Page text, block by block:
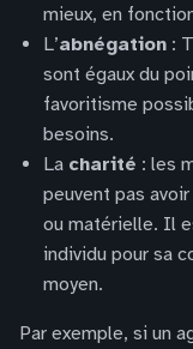
mieux, en
L’abnégation :
sont égaux du
favoritisme
besoins.
La charité : les
peuvent pas
ou matérielle. Il
individu pour sa
moyen.
Par exemple, si un